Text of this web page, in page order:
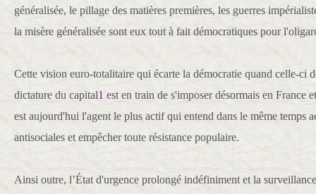
généralisée, le pillage des matières premières, les guerres
la misère généralisée sont eux tout à fait démocratiques pour
Cette vision euro-totalitaire qui écarte la démocratie quand celle-ci
dictature du capital1 est en train de s'imposer désormais en France
est aujourd'hui l'agent le plus actif qui entend dans le même temps
antisociales et empêcher toute résistance populaire.
Ainsi outre, l’État d'urgence prolongé indéfiniment et la